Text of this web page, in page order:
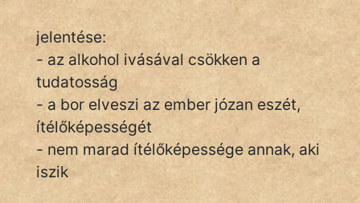
Szólások
Tréfás
IRODALOM
jelentése:
- az alkohol ivásával csökken a
tudatosság
- a bor elveszi az ember józan eszét,
ítélőképességét
- nem marad ítélőképessége annak, aki
iszik